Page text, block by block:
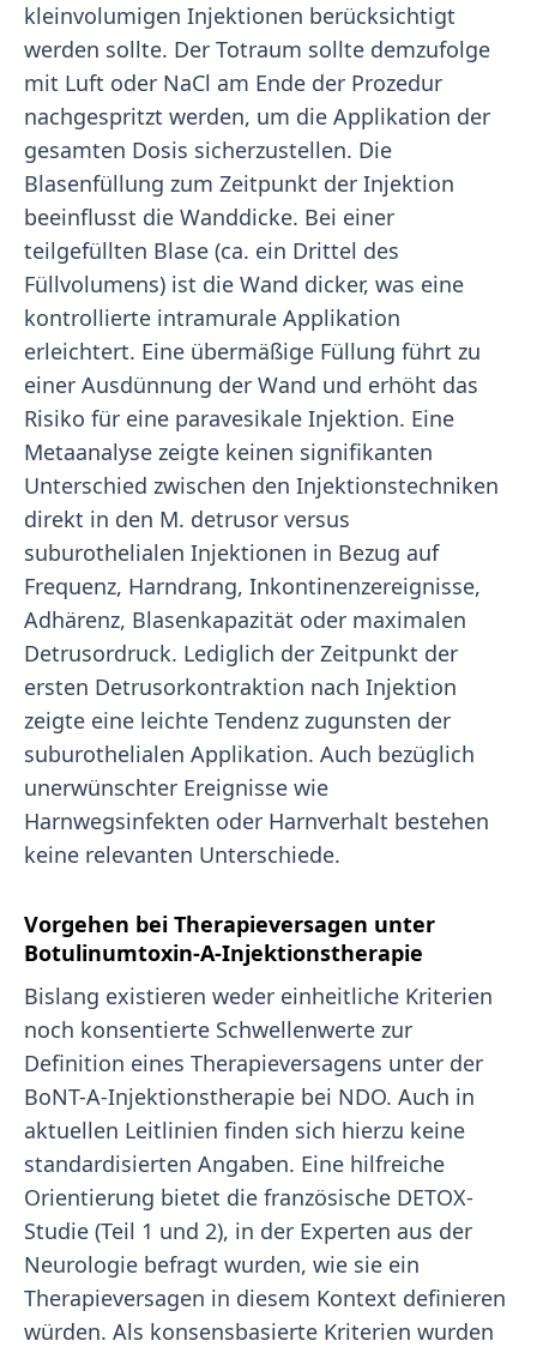
kleinvolumigen Injektionen berücksichtigt
werden sollte. Der Totraum sollte demzufolge
mit Luft oder NaCl am Ende der Prozedur
nachgespritzt werden, um die Applikation der
gesamten Dosis sicherzustellen. Die
Blasenfüllung zum Zeitpunkt der Injektion
beeinflusst die Wanddicke. Bei einer
teilgefüllten Blase (ca. ein Drittel des
Füllvolumens) ist die Wand dicker, was eine
kontrollierte intramurale Applikation
erleichtert. Eine übermäßige Füllung führt zu
einer Ausdünnung der Wand und erhöht das
Risiko für eine paravesikale Injektion. Eine
Metaanalyse zeigte keinen signifikanten
Unterschied zwischen den Injektionstechniken
direkt in den M. detrusor versus
suburothelialen Injektionen in Bezug auf
Frequenz, Harndrang, Inkontinenzereignisse,
Adhärenz, Blasenkapazität oder maximalen
Detrusordruck. Lediglich der Zeitpunkt der
ersten Detrusorkontraktion nach Injektion
zeigte eine leichte Tendenz zugunsten der
suburothelialen Applikation. Auch bezüglich
unerwünschter Ereignisse wie
Harnwegsinfekten oder Harnverhalt bestehen
keine relevanten Unterschiede.
Vorgehen bei Therapieversagen unter
Botulinumtoxin-A-Injektionstherapie
Bislang existieren weder einheitliche Kriterien
noch konsentierte Schwellenwerte zur
Definition eines Therapieversagens unter der
BoNT-A-Injektionstherapie bei NDO. Auch in
aktuellen Leitlinien finden sich hierzu keine
standardisierten Angaben. Eine hilfreiche
Orientierung bietet die französische DETOX-
Studie (Teil 1 und 2), in der Experten aus der
Neurologie befragt wurden, wie sie ein
Therapieversagen in diesem Kontext definieren
würden. Als konsensbasierte Kriterien wurden